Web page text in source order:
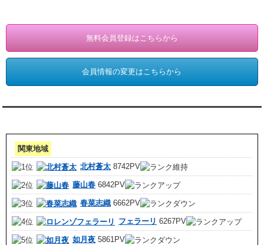
無料会員登録はこちらから
会員情報の変更はこちらから
関東地域
北村蒼太 8742PV
藤山春 6842PV
春菜志織 6662PV
フェラーリ 6267PV
如月夜 5861PV